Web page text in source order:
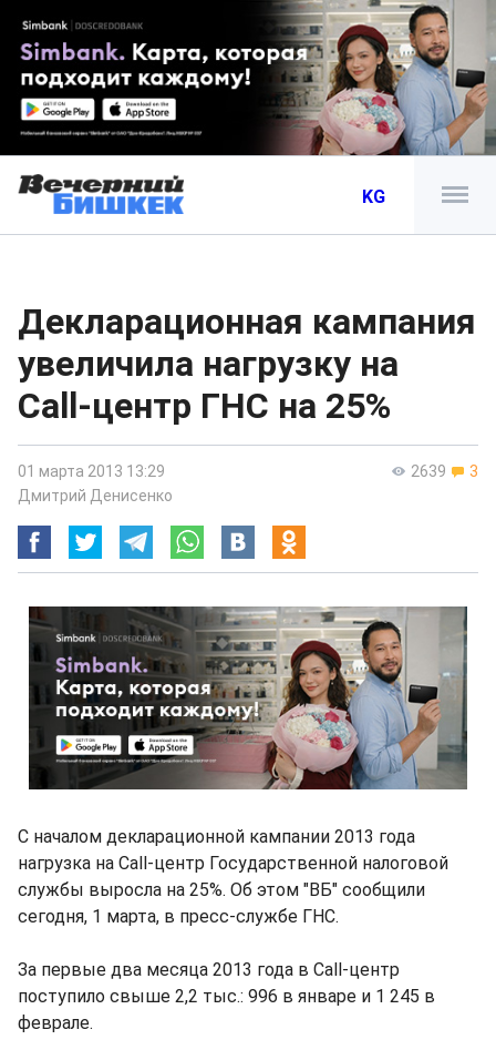
KG
Декларационная кампания
увеличила нагрузку на
Call-центр ГНС на 25%
2639 3
01 марта 2013 13:29
Дмитрий Денисенко
С началом декларационной кампании 2013 года
нагрузка на Call-центр Государственной налоговой
службы выросла на 25%. Об этом "ВБ" сообщили
сегодня, 1 марта, в пресс-службе ГНС.
За первые два месяца 2013 года в Call-центр
поступило свыше 2,2 тыс.: 996 в январе и 1 245 в
феврале.